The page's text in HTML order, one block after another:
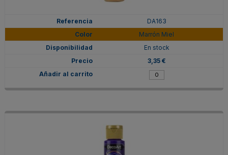
DA163
Marrón Miel
En stock
3,35 €